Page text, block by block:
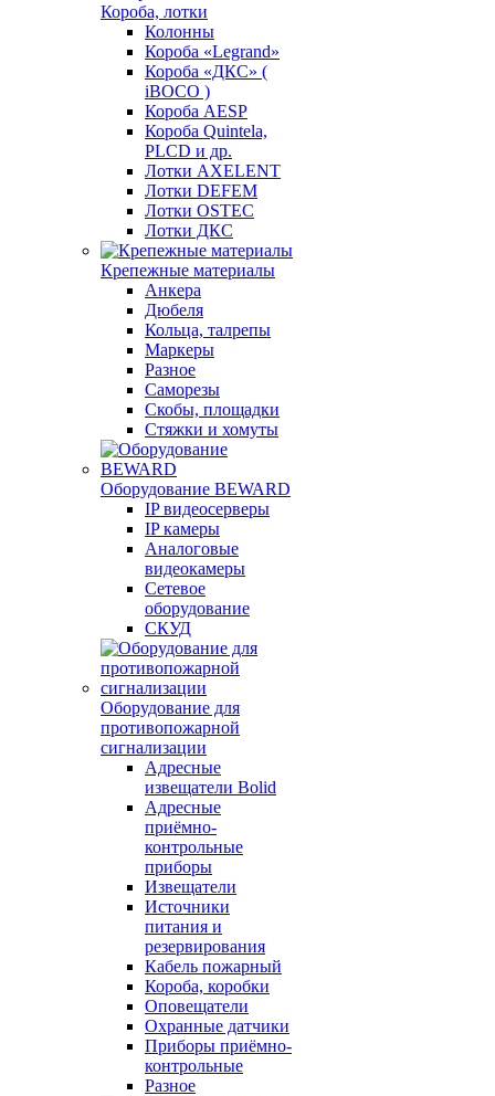
Короба, лотки
Колонны
Короба «Legrand»
Короба «ДКС» (
iBOCO )
Короба AESP
Короба Quintela,
PLCD и др.
Лотки AXELENT
Лотки DEFEM
Лотки OSTEC
Лотки ДКС
Крепежные материалы
Анкера
Дюбеля
Кольца, талрепы
Маркеры
Разное
Саморезы
Скобы, площадки
Стяжки и хомуты
Оборудование BEWARD
IP видеосерверы
IP камеры
Аналоговые
видеокамеры
Сетевое
оборудование
СКУД
Оборудование для
противопожарной
сигнализации
Адресные
извещатели Bolid
Адресные
приёмно-
контрольные
приборы
Извещатели
Источники
питания и
резервирования
Кабель пожарный
Короба, коробки
Оповещатели
Охранные датчики
Приборы приёмно-
контрольные
Разное